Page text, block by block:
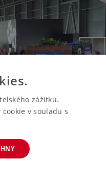
zážitku.
v souladu s